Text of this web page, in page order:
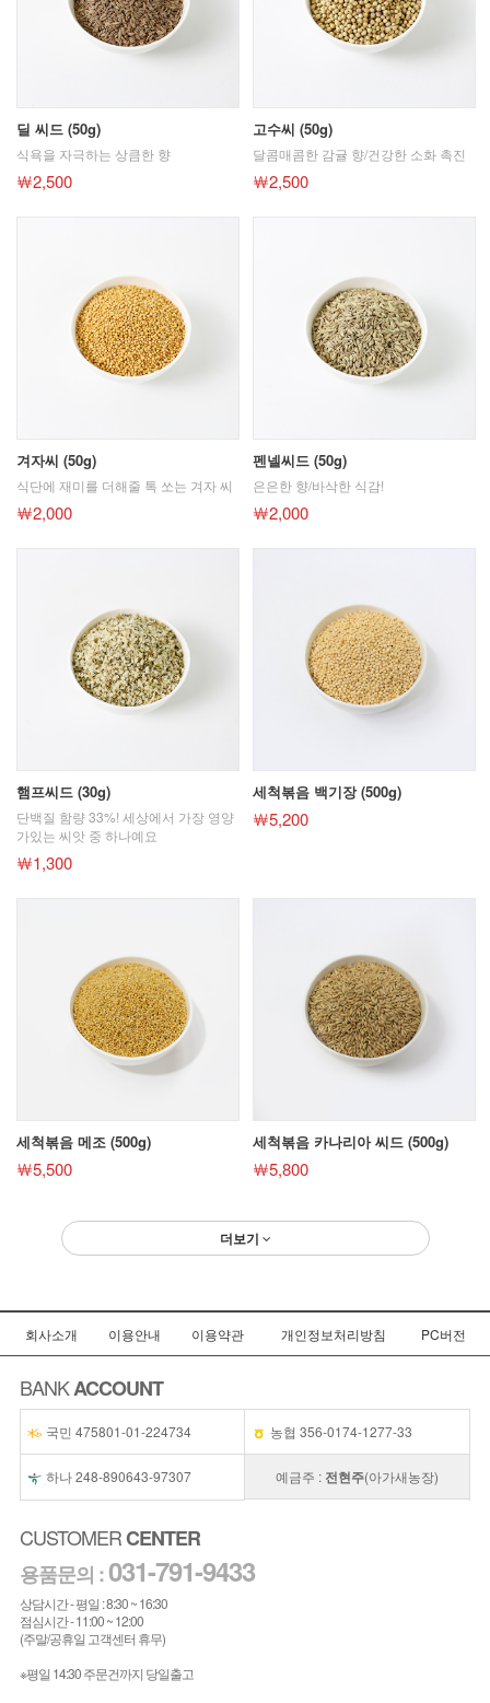
딜 씨드 (50g)
식욕을 자극하는 상큼한 향
￦2,500
고수씨 (50g)
달콤매콤한 감귤 향/건강한 소화 촉진
￦2,500
겨자씨 (50g)
식단에 재미를 더해줄 톡 쏘는 겨자 씨
￦2,000
펜넬씨드 (50g)
은은한 향/바삭한 식감!
￦2,000
햄프씨드 (30g)
단백질 함량 33%! 세상에서 가장 영양
가있는 씨앗 중 하나예요
￦1,300
세척볶음 백기장 (500g)
￦5,200
세척볶음 메조 (500g)
￦5,500
세척볶음 카나리아 씨드 (500g)
￦5,800
더보기
회사소개 이용안내 이용약관 개인정보처리방침 PC버전
BANKACCOUNT
국민 475801-01-224734 농협 356-0174-1277-33
하나 248-890643-97307 예금주 : 전현주(아가새농장)
CUSTOMERCENTER
용품문의 :031-791-9433
상담시간 - 평일 : 8:30 ~ 16:30
점심시간 - 11:00 ~ 12:00
(주말/공휴일 고객센터 휴무)
※평일 14:30 주문건까지 당일출고